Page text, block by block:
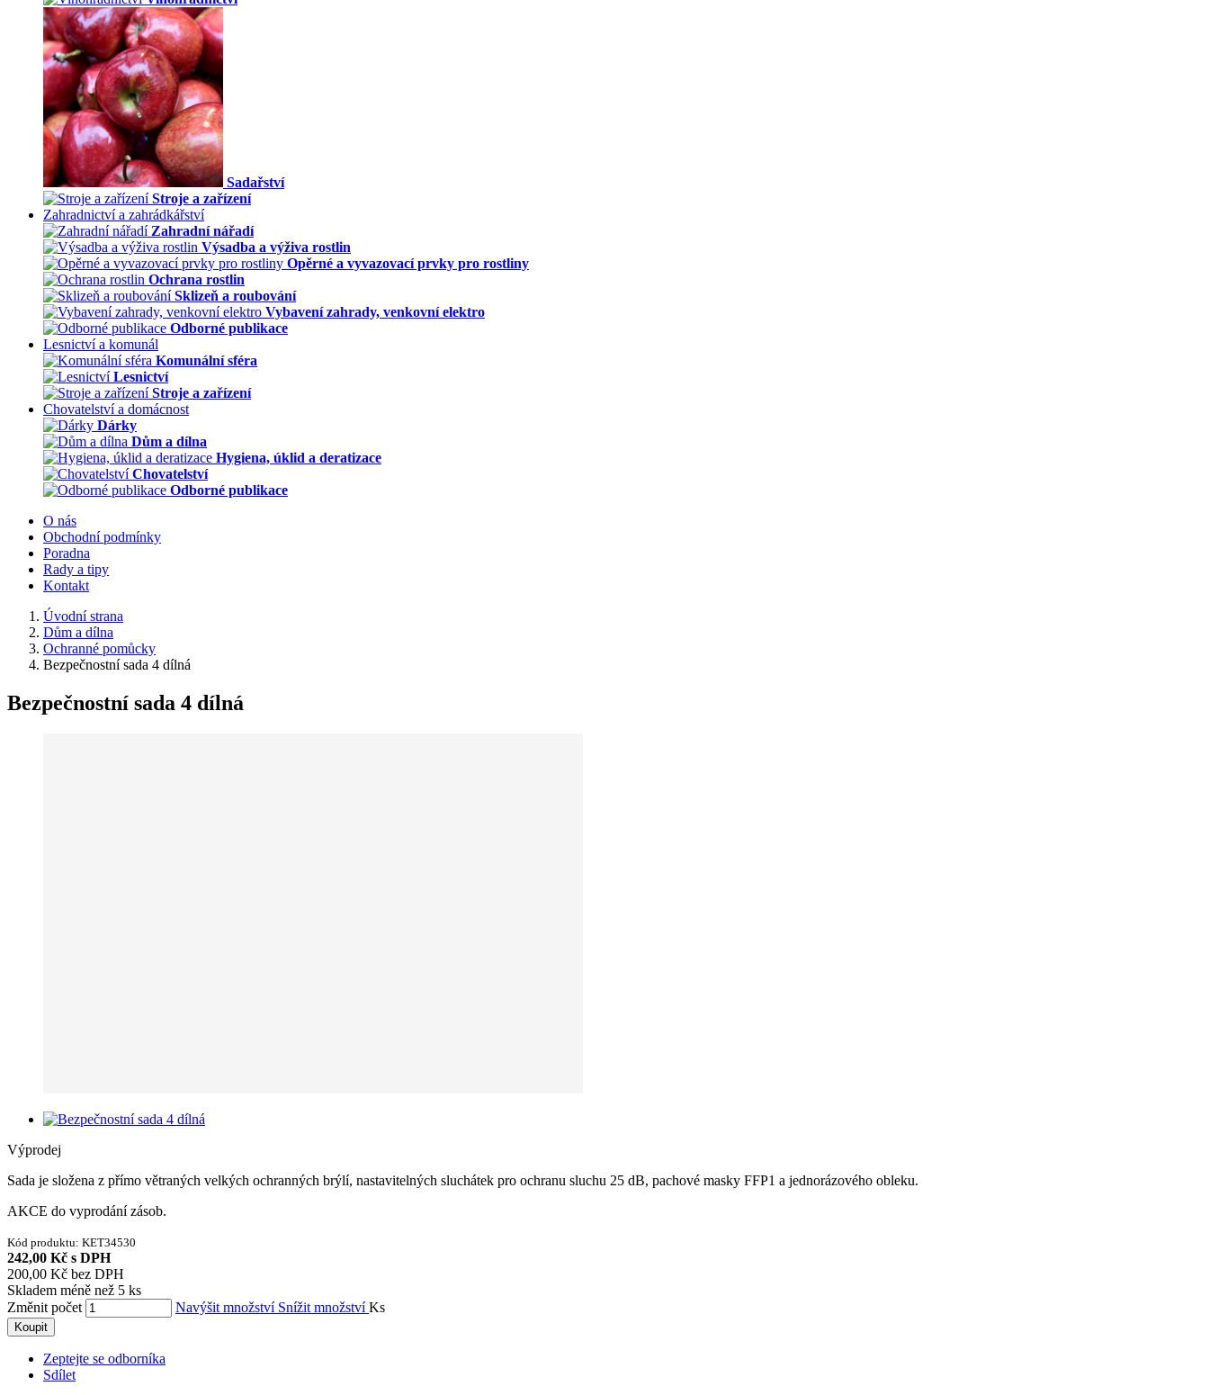
Sadařství
Stroje a zařízení
Zahradnictví a zahrádkářství
Zahradní nářadí
Výsadba a výživa rostlin
Opěrné a vyvazovací prvky pro rostliny
Ochrana rostlin
Sklizeň a roubování
Vybavení zahrady, venkovní elektro
Odborné publikace
Lesnictví a komunál
Komunální sféra
Lesnictví
Stroje a zařízení
Chovatelství a domácnost
Dárky
Dům a dílna
Hygiena, úklid a deratizace
Chovatelství
Odborné publikace
O nás
Obchodní podmínky
Poradna
Rady a tipy
Kontakt
Úvodní strana
Dům a dílna
Ochranné pomůcky
Bezpečnostní sada 4 dílná
Bezpečnostní sada 4 dílná
Výprodej
Sada je složena z přímo větraných velkých ochranných brýlí, nastavitelných sluchátek pro ochranu sluchu 25 dB, pachové masky FFP1 a jednorázového obleku.
AKCE do vyprodání zásob.
Kód produktu: KET34530
242,00 Kč s DPH
200,00 Kč bez DPH
Skladem méně než 5 ks
Změnit počet
Navýšit množství Snížit množstvíKs
Koupit
Zeptejte se odborníka
Sdílet